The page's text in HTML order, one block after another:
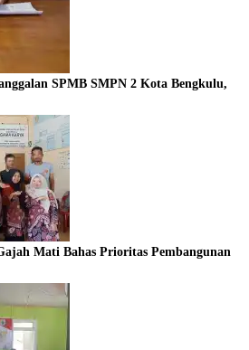
SPMB SMPN 2 Kota Bengkulu,
Mati Bahas Prioritas Pembangunan